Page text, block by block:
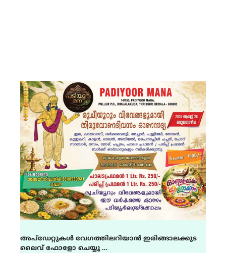
അപ്ഡേറ്റുകൾ വേഗത്തിലറിയാൻ ഇരിങ്ങാലക്കുട
ലൈവ് ഫോളോ ചെയ്യൂ …